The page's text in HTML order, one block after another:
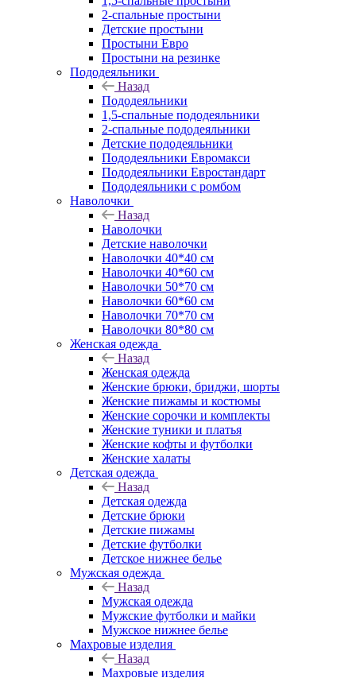
2-спальные простыни
Детские простыни
Простыни Евро
Простыни на резинке
Пододеяльники
Назад
Пододеяльники
1,5-спальные пододеяльники
2-спальные пододеяльники
Детские пододеяльники
Пододеяльники Евромакси
Пододеяльники Евростандарт
Пододеяльники с ромбом
Наволочки
Назад
Наволочки
Детские наволочки
Наволочки 40*40 см
Наволочки 40*60 см
Наволочки 50*70 см
Наволочки 60*60 см
Наволочки 70*70 см
Наволочки 80*80 см
Женская одежда
Назад
Женская одежда
Женские брюки, бриджи, шорты
Женские пижамы и костюмы
Женские сорочки и комплекты
Женские туники и платья
Женские кофты и футболки
Женские халаты
Детская одежда
Назад
Детская одежда
Детские брюки
Детские пижамы
Детские футболки
Детское нижнее белье
Мужская одежда
Назад
Мужская одежда
Мужские футболки и майки
Мужское нижнее белье
Махровые изделия
Назад
Махровые изделия